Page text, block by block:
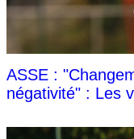
ASSE :
négativité" : Les